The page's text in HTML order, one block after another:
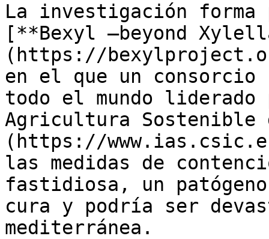
La investigación forma
[**Bexyl –beyond
(https://
en el que un consorcio
todo el mundo
Agricultura Sostenible
(https://
las medidas de
fastidiosa, un
cura y podría ser
mediterránea.